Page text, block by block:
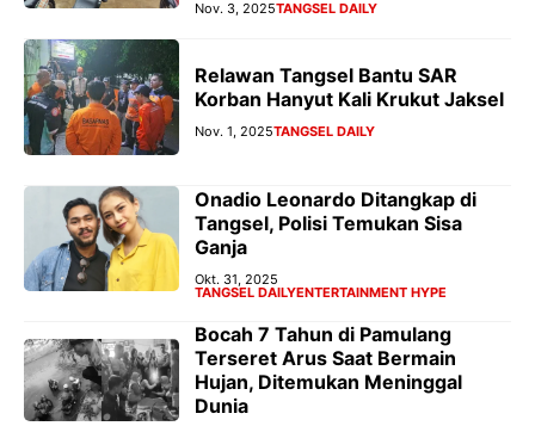
Nov. 3, 2025TANGSEL DAILY
Relawan Tangsel Bantu SAR
Korban Hanyut Kali Krukut Jaksel
Nov. 1, 2025TANGSEL DAILY
Onadio Leonardo Ditangkap di
Tangsel, Polisi Temukan Sisa
Ganja
Okt. 31, 2025
TANGSEL DAILYENTERTAINMENT HYPE
Bocah 7 Tahun di Pamulang
Terseret Arus Saat Bermain
Hujan, Ditemukan Meninggal
Dunia